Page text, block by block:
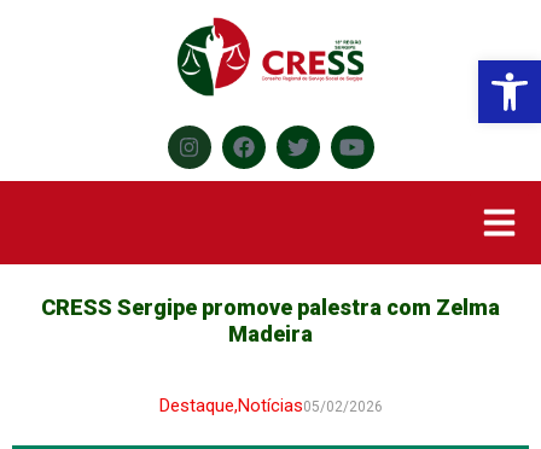
CRESS Sergipe promove palestra com Zelma
Madeira
Destaque,Notícias05/02/2026